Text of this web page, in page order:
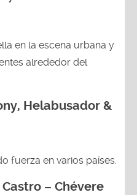
en la escena urbana y
alrededor del
Helabusador &
fuerza en varios países.
Castro – Chévere